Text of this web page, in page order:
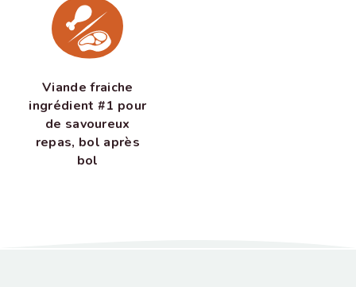
Viande fraiche
ingrédient #1 pour
de savoureux
repas, bol après
bol